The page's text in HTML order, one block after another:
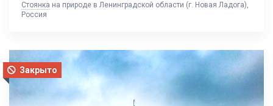
Стоянка на природе в Ленинградской области (г. Новая Ладога),
Россия
Закрыто